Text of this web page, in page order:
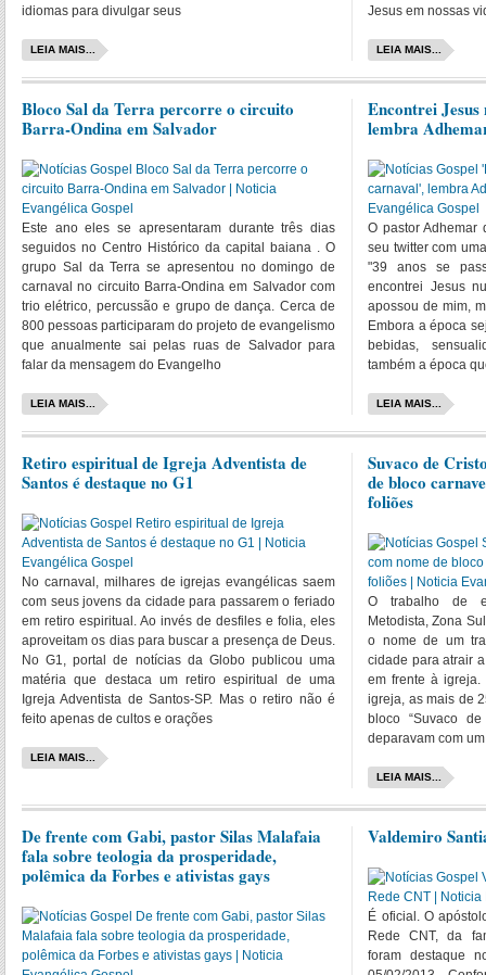
idiomas para divulgar seus
LEIA MAIS...
Jesus em nossas
LEIA MAIS...
Bloco Sal da Terra percorre o circuito
Barra-Ondina em Salvador
Este ano eles se apresentaram durante três dias
seguidos no Centro Histórico da capital baiana . O
grupo Sal da Terra se apresentou no domingo de
carnaval no circuito Barra-Ondina em Salvador com
trio elétrico, percussão e grupo de dança. Cerca de
800 pessoas participaram do projeto de evangelismo
que anualmente sai pelas ruas de Salvador para
falar da mensagem do Evangelho
LEIA MAIS...
Encontrei
lembra
O pastor Adhemar
seu twitter com
"39 anos se
encontrei Jesus
apossou de mim,
Embora a época
bebidas,
também a época
LEIA MAIS...
Retiro espiritual de Igreja Adventista de
Santos é destaque no G1
No carnaval, milhares de igrejas evangélicas saem
com seus jovens da cidade para passarem o feriado
em retiro espiritual. Ao invés de desfiles e folia, eles
aproveitam os dias para buscar a presença de Deus.
No G1, portal de notícias da Globo publicou uma
matéria que destaca um retiro espiritual de uma
Igreja Adventista de Santos-SP. Mas o retiro não é
feito apenas de cultos e orações
LEIA MAIS...
Suvaco de
de bloco
foliões
O trabalho de
Metodista, Zona
o nome de um
cidade para atrair
em frente à igreja.
igreja, as mais de
bloco “Suvaco
deparavam com
LEIA MAIS...
De frente com Gabi, pastor Silas Malafaia
fala sobre teologia da prosperidade,
polêmica da Forbes e ativistas gays
Valdemiro
É oficial. O
Rede CNT, da
foram destaque